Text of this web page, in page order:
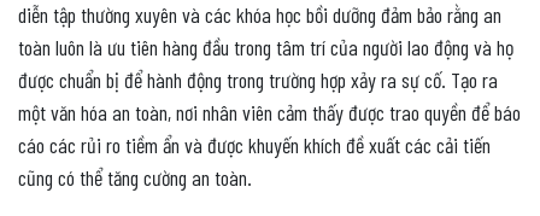
diễn tập thường xuyên và các khóa học bồi dưỡng đảm bảo rằng an
toàn luôn là ưu tiên hàng đầu trong tâm trí của người lao động và họ
được chuẩn bị để hành động trong trường hợp xảy ra sự cố. Tạo ra
một văn hóa an toàn, nơi nhân viên cảm thấy được trao quyền để báo
cáo các rủi ro tiềm ẩn và được khuyến khích đề xuất các cải tiến
cũng có thể tăng cường an toàn.